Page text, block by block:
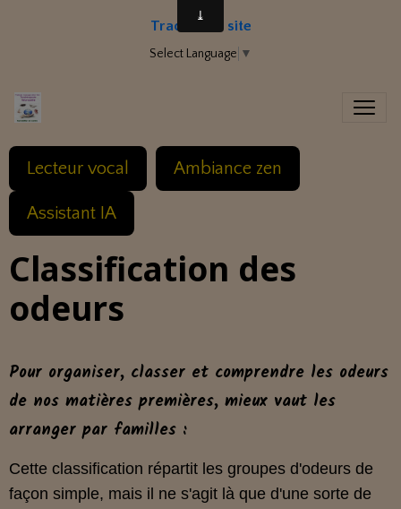
Traduire le site
Select Language ▼
Lecteur vocal Ambiance zen
Assistant IA
Classification des
odeurs
Pour organiser, classer et comprendre les odeurs
de nos matières premières, mieux vaut les
arranger par familles :
Cette classification répartit les groupes d'odeurs de
façon simple, mais il ne s'agit là que d'une sorte de